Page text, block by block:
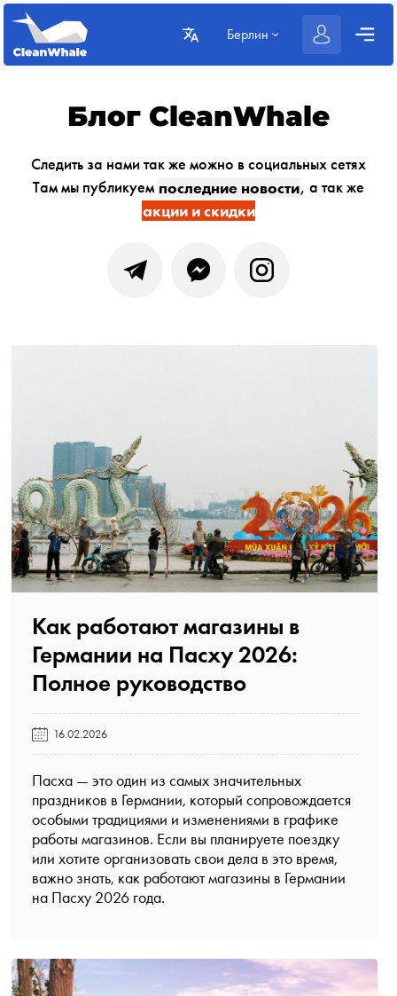
Берлин
Блог CleanWhale
Следить за нами так же можно в социальных сетях
Там мы публикуем последние новости, а так же
акции и скидки
Как работают магазины в
Германии на Пасху 2026:
Полное руководство️
16.02.2026
Пасха — это один из самых значительных
праздников в Германии, который сопровождается
особыми традициями и изменениями в графике
работы магазинов. Если вы планируете поездку
или хотите организовать свои дела в это время,
важно знать, как работают магазины в Германии
на Пасху 2026 года.